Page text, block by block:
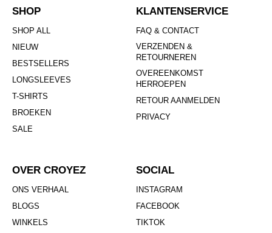
SHOP
SHOP ALL
NIEUW
BESTSELLERS
LONGSLEEVES
T-SHIRTS
BROEKEN
SALE
KLANTENSERVICE
FAQ & CONTACT
VERZENDEN &
RETOURNEREN
OVEREENKOMST
HERROEPEN
RETOUR AANMELDEN
PRIVACY
OVER CROYEZ
ONS VERHAAL
BLOGS
WINKELS
SOCIAL
INSTAGRAM
FACEBOOK
TIKTOK